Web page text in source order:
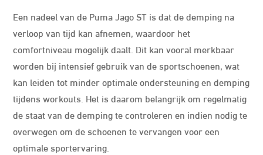
Een nadeel van de Puma Jago ST is dat de demping na
verloop van tijd kan afnemen, waardoor het
comfortniveau mogelijk daalt. Dit kan vooral merkbaar
worden bij intensief gebruik van de sportschoenen, wat
kan leiden tot minder optimale ondersteuning en demping
tijdens workouts. Het is daarom belangrijk om regelmatig
de staat van de demping te controleren en indien nodig te
overwegen om de schoenen te vervangen voor een
optimale sportervaring.